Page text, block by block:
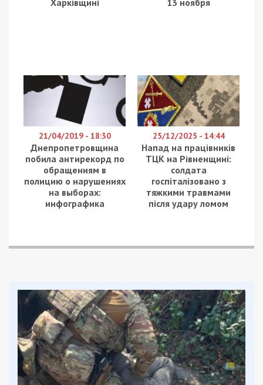
21/04/2019 - 18:30
Днепропетровщина
побила антирекорд по
обращениям в
полицию о нарушениях
на выборах:
инфографика
25/12/2025 - 14:44
Напад на працівників
ТЦК на Рівненщині:
солдата
госпіталізовано з
тяжкими травмами
після удару ломом